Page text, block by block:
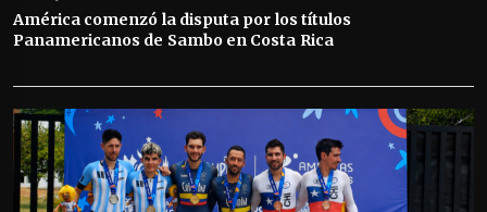
América comenzó la disputa por los títulos
Panamericanos de Sambo en Costa Rica